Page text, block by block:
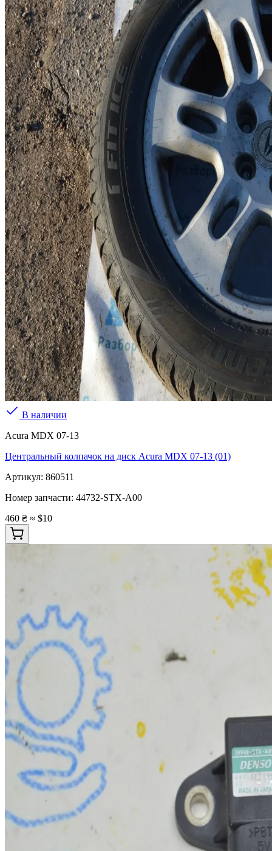
В наличии
Acura MDX 07-13
Центральный колпачок на диск Acura MDX 07-13 (01)
Артикул: 860511
Номер запчасти: 44732-STX-A00
460 ₴ ≈ $10